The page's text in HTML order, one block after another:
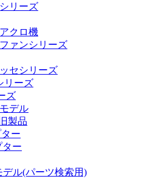
リーズ
クロ機
ァンシリーズ
セシリーズ
リーズ
ズ
デル
製品
ー
ター
デル(パーツ検索用)